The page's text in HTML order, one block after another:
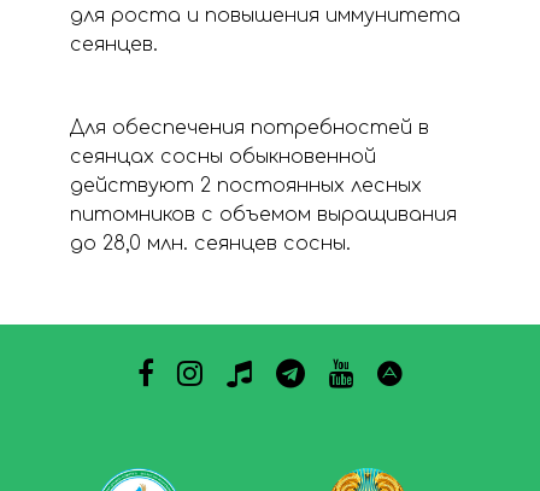
для роста и повышения иммунитета
сеянцев.
Для обеспечения потребностей в
сеянцах сосны обыкновенной
действуют 2 постоянных лесных
питомников с объемом выращивания
до 28,0 млн. сеянцев сосны.